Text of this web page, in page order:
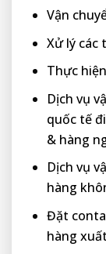
Vận
Xử lý các
Thực
Dịch vụ
quốc tế
& hàng
Dịch vụ
hàng
Đặt
hàng